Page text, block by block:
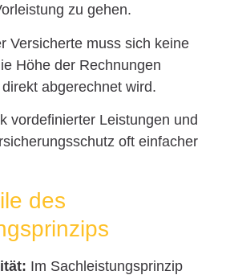
zu gehen.
Versicherte muss sich keine
Höhe der Rechnungen
abgerechnet wird.
vordefinierter Leistungen und
oft einfacher
des
Im Sachleistungsprinzip